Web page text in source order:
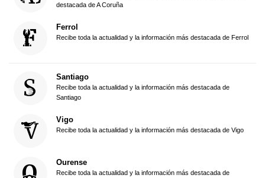
destacada de A Coruña
Ferrol
Recibe toda la actualidad y la información más destacada de Ferrol
Santiago
Recibe toda la actualidad y la información más destacada de
Santiago
Vigo
Recibe toda la actualidad y la información más destacada de Vigo
Ourense
Recibe toda la actualidad y la información más destacada de